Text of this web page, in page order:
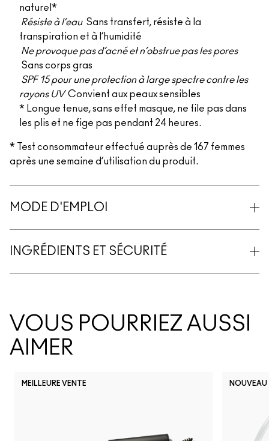
naturel*
Résiste à l’eau Sans transfert, résiste à la
transpiration et à l’humidité
Ne provoque pas d’acné et n’obstrue pas les pores
Sans corps gras
SPF 15 pour une protection à large spectre contre les
rayons UVConvient aux peaux sensibles
* Longue tenue, sans effet masque, ne file pas dans
les plis et ne fige pas pendant 24 heures.
* Test consommateur effectué auprès de 167 femmes
après une semaine d’utilisation du produit.
MODE D'EMPLOI
INGRÉDIENTS ET SÉCURITÉ
VOUS POURRIEZ AUSSI
AIMER
MEILLEURE VENTE NOUVEAU